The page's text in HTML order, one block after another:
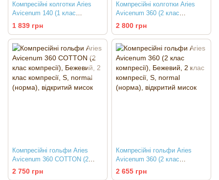
Компресійні колготки Aries
Avicenum 140 (1 клас
компресії)
1 839 грн
Компресійні колготки Aries
Avicenum 360 (2 клас
компресії)
2 800 грн
Компресійні гольфи Aries
Avicenum 360 COTTON (2
клас компресії)
2 750 грн
Компресійні гольфи Aries
Avicenum 360 (2 клас
компресії)
2 655 грн